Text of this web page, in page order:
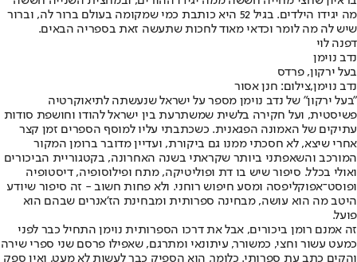
מה יגידו הילדים. בגיל 52 היא כותבת כמי שמקומה בעולם ברור לה, וברור
שיש לה מה לומר וכדאי מאוד לחכות שתעשה זאת בספריה הבאים.
דפנה לוי
נדב נוימן
בעל ירקון, פרדס
נדב נוימן,צילום: חנן אסור
"בעל ירקון" של נדב נוימן מספר על ישראל שנעשתה לתיאוקרטיה
פשיסטית, ועל חקירה בלשית שמשתרעת בין ישראל להודו וחושפת סודות
עתיקים של האמונה הפגאנית. כשכתבתי עליו למוסף הספרים זמן קצר
אחרי שיצא, לא חסכתי ממנו גם ביקורת, ועדיין מדובר ברומן המקור
המורכב והשאפתני ביותר שקראתי בשנה האחרונה, בקטגוריית הביכורים
ואולי בכלל. סיפור שיש בו דת ופוליטיקה, מתח ופילוסופיה, דיסטופיה
ופוסט־אפוקליפסה ומסע חיפוש רוחני. ולא פחות חשוב - זה סיפור שיודע
היטב מה הוא עושה, מבחינה ספרותית ומבחינת הז'אנרים שבהם הוא
פועל.
זה אמנם רומן ביכורים, אבל את דרכו הספרותית נוימן התחיל כבר לפני
כמעט עשור וחצי, כמשורר, עיתונאי ומתרגם, שאפילו פרסם שני ספרי שירה
והקים כתב עת ספרותי. כלומר, הוא הספיק כבר לעשות לא מעט, ואין ספק